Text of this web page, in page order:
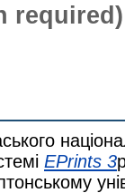
required)
EPrints 3